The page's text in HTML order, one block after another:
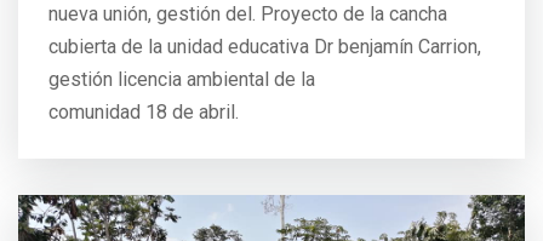
nueva unión, gestión del. Proyecto de la cancha
cubierta de la unidad educativa Dr benjamín Carrion,
gestión licencia ambiental de la
comunidad 18 de abril.